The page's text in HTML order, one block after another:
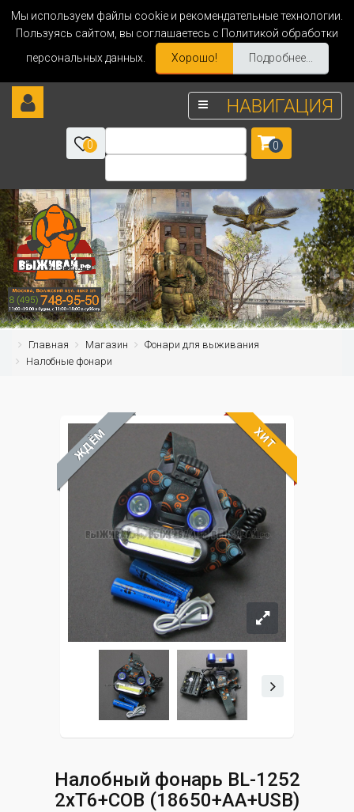
Мы используем файлы cookie и рекомендательные технологии.
Пользуясь сайтом, вы соглашаетесь с Политикой обработки
персональных данных.
Хорошо! Подробнее...
НАВИГАЦИЯ
0 0
Главная Магазин
Фонари для выживания
Налобные фонари
ЖДЁМ ХИТ
Налобный фонарь BL-1252
2хT6+COB (18650+AA+USB)